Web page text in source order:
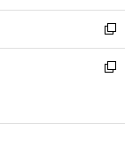
開
く
ウ
で
開
く
ン
ド
ウ
で
ウ
ィ
ン
ド
開
新
し
い
ン
新
ウ